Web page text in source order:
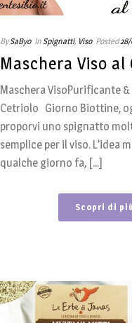
By SaByo In Spignatti, Viso Posted
Maschera Viso
Maschera VisoPurificante
Cetriolo Giorno Biottine,
proporvi uno spignatto
semplice per il viso. L’idea
qualche giorno fa, [...]
Scopri di più